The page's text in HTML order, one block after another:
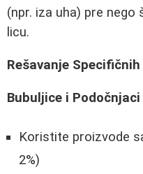
(npr. iza uha) pre
licu.
Rešavanje
Bubuljice i Podočnjaci
Koristite proizvode
2%)